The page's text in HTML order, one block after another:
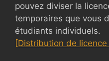
pouvez diviser la
temporaires que vous
étudiants individuels.
[Distribution de